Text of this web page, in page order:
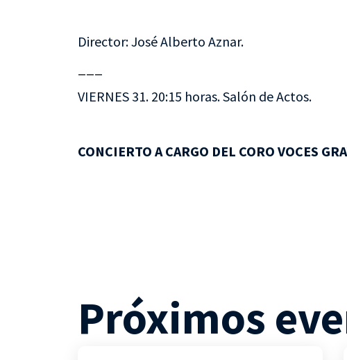
Director: José Alberto Aznar.
VIERNES 31. 20:15 horas. Salón de Actos.
CONCIERTO A CARGO DEL CORO VOCES
Próximos